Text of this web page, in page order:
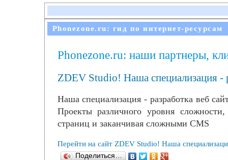
Phonezone.ru: гид по интернет-ресурсам
Phonezone.ru: наши партнеры,
ZDEV Studio! Наша специализация -
Наша специализация - разработка веб
Проекты различного уровня
страниц и заканчивая сложными CMS
Перейти на сайт ZDEV Studio! Наша
Поделиться…